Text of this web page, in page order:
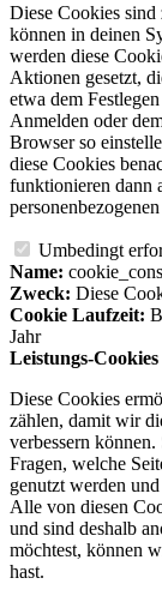
Diese Cookies
können in deinen
werden diese
Aktionen gesetzt,
etwa dem
Anmelden oder
Browser so
diese Cookies
funktionieren dann
Umbedingt
Name:
Zweck: Diese
Cookie Laufzeit:
Jahr
Leistungs-Cookies
Diese Cookies
zählen, damit wir
verbessern
Fragen, welche
genutzt werden
Alle von diesen
und sind deshalb
möchtest, können
hast.